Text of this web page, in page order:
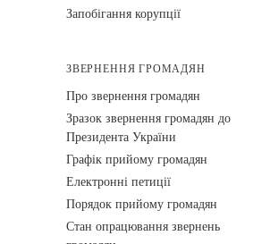
Запобігання корупції
ЗВЕРНЕННЯ ГРОМАДЯН
Про звернення громадян
Зразок звернення громадян до
Президента України
Графік прийому громадян
Електронні петиції
Порядок прийому громадян
Стан опрацювання звернень